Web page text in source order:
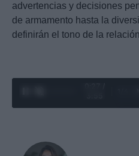
advertencias y decisiones
de armamento hasta la
definirán el tono de la